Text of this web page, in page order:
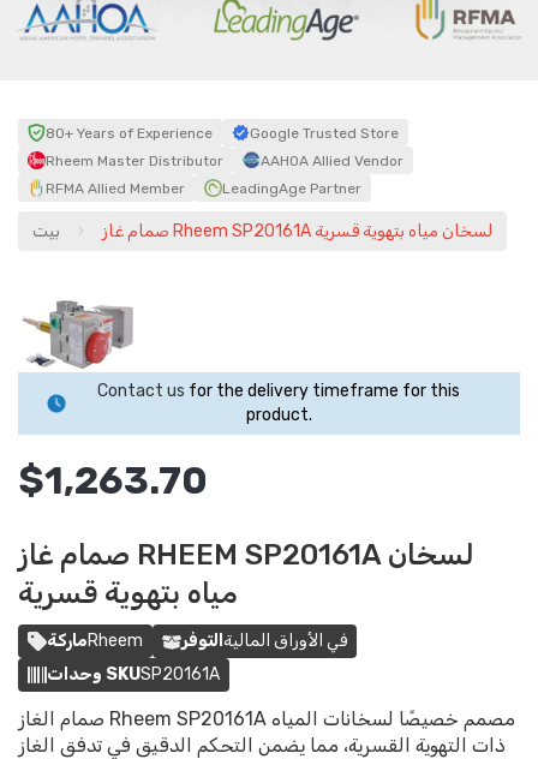
80+ Years of Experience
Google Trusted Store
Rheem Master Distributor
AAHOA Allied Vendor
RFMA Allied Member
LeadingAge Partner
بيت صمام غاز Rheem SP20161A لسخان مياه بتهوية قسرية
Contact us for the delivery timeframe for this
product.
$1,263.70
صمام غاز RHEEM SP20161A لسخان
مياه بتهوية قسرية
ماركةRheem التوفرفي الأوراق المالية
وحدات SKUSP20161A
صمام الغاز Rheem SP20161A مصمم خصيصًا لسخانات المياه
ذات التهوية القسرية، مما يضمن التحكم الدقيق في تدفق الغاز